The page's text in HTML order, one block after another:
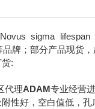
sigma
牌；部分产品现货
:
代理ADAM专业经营
性好，空白值低，孔